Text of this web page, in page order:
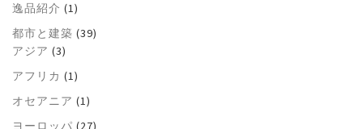
逸品紹介 (1)
都市と建築 (39)
アジア (3)
アフリカ (1)
オセアニア (1)
ヨーロッパ (27)